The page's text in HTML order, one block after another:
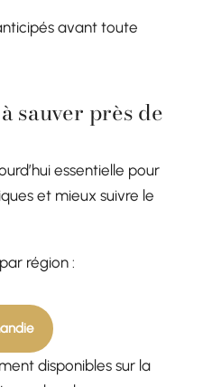
avant toute
sauver près de
essentielle pour
et mieux suivre le
région :
disponibles sur la